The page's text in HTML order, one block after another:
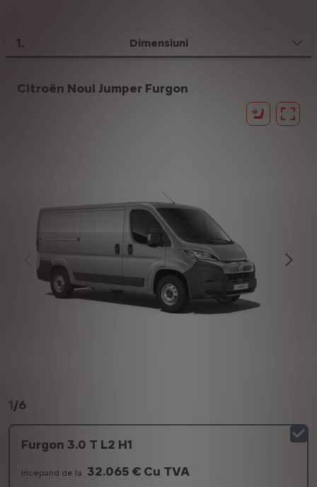
1. Dimensiuni
Citroën Noul Jumper Furgon
1/6
Furgon 3.0 T L2 H1
Incepand de la 32.065 € Cu TVA